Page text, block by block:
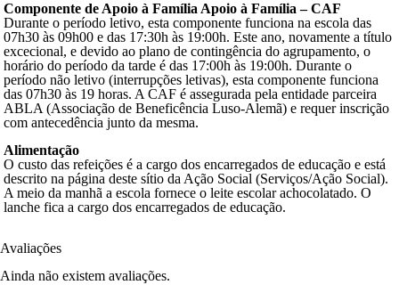
Componente de Apoio à Família Apoio à Família – CAF
Durante o período letivo, esta componente funciona na escola das
07h30 às 09h00 e das 17:30h às 19:00h. Este ano, novamente a título
excecional, e devido ao plano de contingência do agrupamento, o
horário do período da tarde é das 17:00h às 19:00h. Durante o
período não letivo (interrupções letivas), esta componente funciona
das 07h30 às 19 horas. A CAF é assegurada pela entidade parceira
ABLA (Associação de Beneficência Luso-Alemã) e requer inscrição
com antecedência junto da mesma.
Alimentação
O custo das refeições é a cargo dos encarregados de educação e está
descrito na página deste sítio da Ação Social (Serviços/Ação Social).
A meio da manhã a escola fornece o leite escolar achocolatado. O
lanche fica a cargo dos encarregados de educação.
Avaliações
Ainda não existem avaliações.